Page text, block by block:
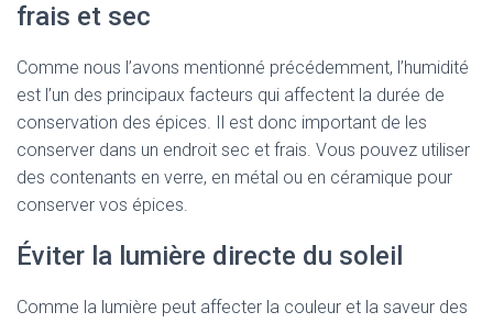
frais et sec
Comme nous l’avons mentionné précédemment, l’humidité
est l’un des principaux facteurs qui affectent la durée de
conservation des épices. Il est donc important de les
conserver dans un endroit sec et frais. Vous pouvez utiliser
des contenants en verre, en métal ou en céramique pour
conserver vos épices.
Éviter la lumière directe du soleil
Comme la lumière peut affecter la couleur et la saveur des